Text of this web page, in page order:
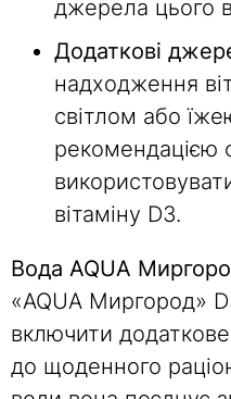
джерела цього
Додаткові
надходження
світлом або
рекомендацією
вітаміну D3.
Вода AQUA
«AQUA Миргород»
включити
до щоденного